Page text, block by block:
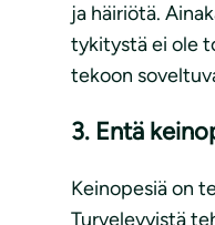
ja häiriötä.
tykitystä ei ole
tekoon
3. Entä
Keinopesiä on
Turvelevyistä